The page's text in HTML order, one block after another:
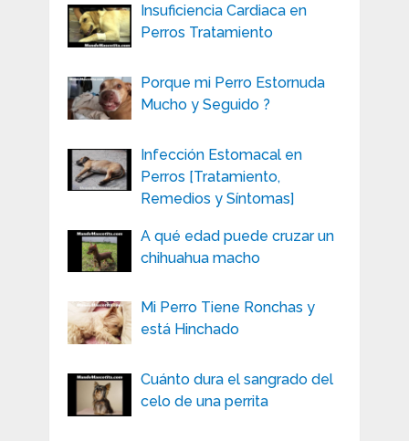
Insuficiencia Cardiaca en
Perros Tratamiento
Porque mi Perro Estornuda
Mucho y Seguido ?
Infección Estomacal en
Perros [Tratamiento,
Remedios y Síntomas]
A qué edad puede cruzar un
chihuahua macho
Mi Perro Tiene Ronchas y
está Hinchado
Cuánto dura el sangrado del
celo de una perrita